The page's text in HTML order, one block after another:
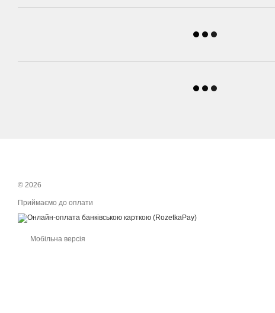
© 2026
Приймаємо до оплати
Мобільна версія